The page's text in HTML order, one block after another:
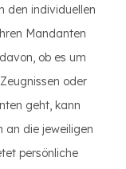
den individuellen
Mandanten
ob es um
oder
geht, kann
an die jeweiligen
persönliche